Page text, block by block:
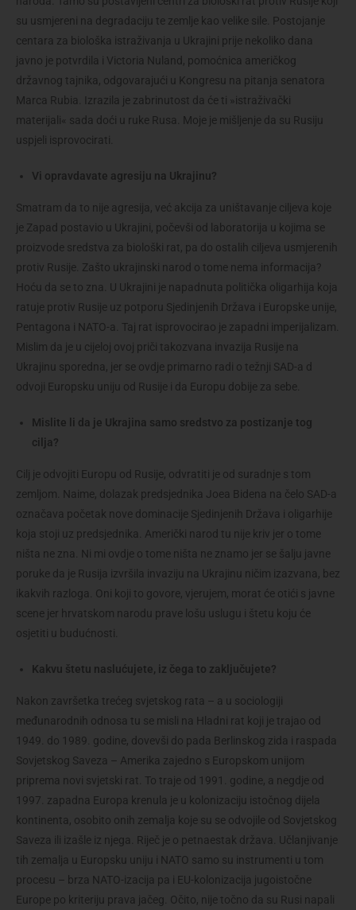
su usmjereni na degradaciju te zemlje kao velike sile. Postojanje
centara za biološka istraživanja u Ukrajini prije nekoliko dana
javno je potvrdila i Victoria Nuland, pomoćnica američkog
državnog tajnika, odgovarajući u Kongresu na pitanja senatora
Marca Rubia. Izrazila je zabrinutost da će ti »istraživački
materijali« sada doći u ruke Rusa. Moje je mišljenje da su Rusiju
uspjeli isprovocirati.
Vi opravdavate agresiju na Ukrajinu?
Smatram da to nije agresija, već akcija za uništavanje ciljeva koje
je Zapad postavio u Ukrajini, počevši od laboratorija u kojima se
proizvode sredstva za biološki rat, pa do ostalih ciljeva usmjerenih
protiv Rusije. Zašto ukrajinski narod o tome nema informacija?
Hoću da se to zna. U Ukrajini je napadnuta politička oligarhija koja
ratuje protiv Rusije uz potporu Sjedinjenih Država i Europske unije,
Pentagona i NATO-a. Taj rat isprovocirao je zapadni imperijalizam.
Mislim da je u cijeloj ovoj priči takozvana invazija Rusije na
Ukrajinu sporedna, jer se ovdje primarno radi o težnji SAD-a d
odvoji Europsku uniju od Rusije i da Europu dobije za sebe.
Mislite li da je Ukrajina samo sredstvo za postizanje tog
cilja?
Cilj je odvojiti Europu od Rusije, odvratiti je od suradnje s tom
zemljom. Naime, dolazak predsjednika Joea Bidena na čelo SAD-a
označava početak nove dominacije Sjedinjenih Država i oligarhije
koja stoji uz predsjednika. Američki narod tu nije kriv jer o tome
ništa ne zna. Ni mi ovdje o tome ništa ne znamo jer se šalju javne
poruke da je Rusija izvršila invaziju na Ukrajinu ničim izazvana, bez
ikakvih razloga. Oni koji to govore, vjerujem, morat će otići s javne
scene jer hrvatskom narodu prave lošu uslugu i štetu koju će
osjetiti u budućnosti.
Kakvu štetu naslućujete, iz čega to zaključujete?
Nakon završetka trećeg svjetskog rata – a u sociologiji
međunarodnih odnosa tu se misli na Hladni rat koji je trajao od
1949. do 1989. godine, dovevši do pada Berlinskog zida i raspada
Sovjetskog Saveza – Amerika zajedno s Europskom unijom
priprema novi svjetski rat. To traje od 1991. godine, a negdje od
1997. zapadna Europa krenula je u kolonizaciju istočnog dijela
kontinenta, osobito onih zemalja koje su se odvojile od Sovjetskog
Saveza ili izašle iz njega. Riječ je o petnaestak država. Učlanjivanje
tih zemalja u Europsku uniju i NATO samo su instrumenti u tom
procesu – brza NATO-izacija pa i EU-kolonizacija jugoistočne
Europe po kriteriju prava jačeg. Očito, nije točno da su Rusi napali